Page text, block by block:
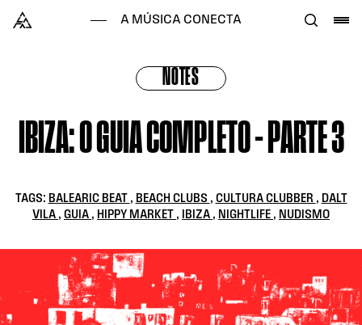
Alataj
A MÚSICA CONECTA
NOTES
IBIZA: O GUIA COMPLETO – PARTE 3
TAGS: BALEARIC BEAT , BEACH CLUBS , CULTURA CLUBBER , DALT
VILA , GUIA , HIPPY MARKET , IBIZA , NIGHTLIFE , NUDISMO